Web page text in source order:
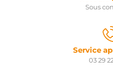
Sous
Service
03 29